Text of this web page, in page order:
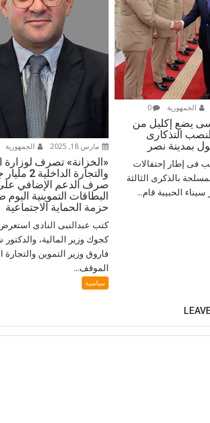
الجمهورية 0
يضع إكليل من
التذكارى
بمدينة نصر
فى إطار إحتفالات
بالذكرى الثالثة
سيناء الحبيبة قام...
مارس 18, 2025 الجمهورية
«الخزانة» تصرف لوزارة
والتجارة
صرف الدعم الإضافي
البطاقات التموينية
حزمة الحماية الاجتماعية
كتب عبدالنبى النادى
كجوك وزير المالية،
فاروق وزير التموين والتجارة
الموقف...
سياسية